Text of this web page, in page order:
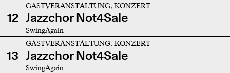
12
GASTVERANSTALTUNG, KONZERT
Jazzchor Not4Sale
SwingAgain
13
GASTVERANSTALTUNG, KONZERT
Jazzchor Not4Sale
SwingAgain